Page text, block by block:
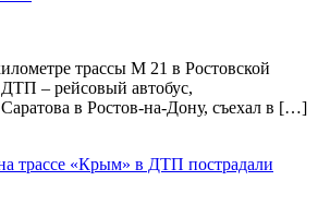
трассы М 21 в Ростовской
– рейсовый автобус,
в Ростов-на-Дону, съехал в […]
трассе «Крым» в ДТП пострадали